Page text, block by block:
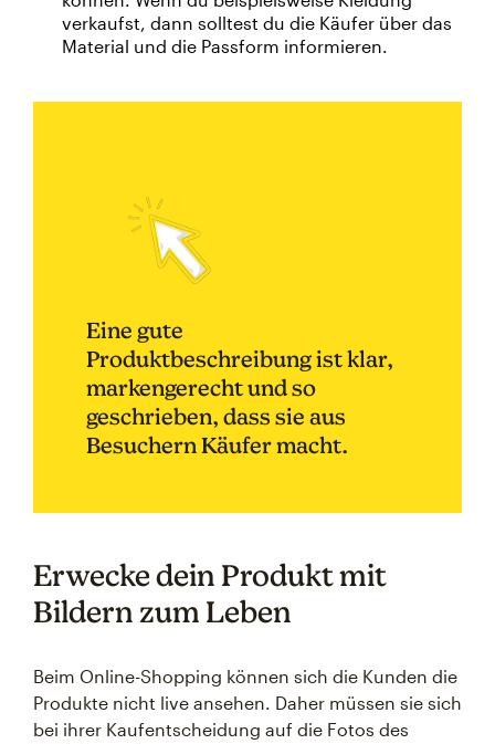
verkaufst, dann solltest du die Käufer über das
Material und die Passform informieren.
Eine gute
Produktbeschreibung ist klar,
markengerecht und so
geschrieben, dass sie aus
Besuchern Käufer macht.
Erwecke dein Produkt mit
Bildern zum Leben
Beim Online-Shopping können sich die Kunden die
Produkte nicht live ansehen. Daher müssen sie sich
bei ihrer Kaufentscheidung auf die Fotos des